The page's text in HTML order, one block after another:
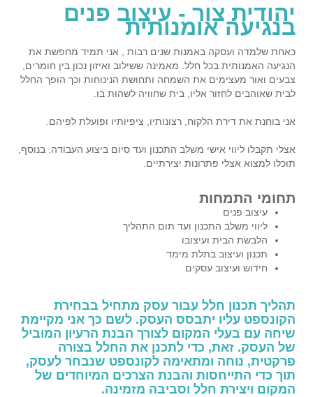
יהודית צור - עיצוב פנים
בנגיעה אומנותית
כאחת שלמדה ועסקה באמנות שנים רבות , אני תמיד מחפשת את
הנגיעה האמנותית בכל חלל. מאמינה ששילוב ואיזון נכון בין חומרים,
צבעים ואור מעצימים את השמחה ותחושת הנינוחות וכך הופך החלל
לבית שאוהבים לחזור אליו, בית שחוויה לשהות בו.
אני בוחנת את דירת הלקוח, רצונותיו, ציפיותיו ופועלת לפיהם.
אצלי תקבלו ליווי אישי משלב התכנון ועד סיום ביצוע העבודה. בנוסף,
תוכלו למצוא אצלי פתרונות יצירתיים.
תחומי התמחות
עיצוב פנים
ליווי משלב התכנון ועד תום התהליך
הלבשת הבית ועיצובו
תכנון ועיצוב בתלת מימד
חידוש ועיצוב עסקים
תהליך תכנון חלל עבור עסק מתחיל בבחירת
הקונספט עליו יתבסס העסק. לשם כך אני מקיימת
שיחה עם בעלי המקום לצורך הבנת הרעיון המוביל
של העסק. זאת, כדי לתכנן את החלל בצורה
פרקטית, נוחה ומתאימה לקונספט שנבחר לעסק,
תוך כדי התייחסות והבנת הצרכים המיוחדים של
המקום ויצירת חלל וסביבה מזמינה.